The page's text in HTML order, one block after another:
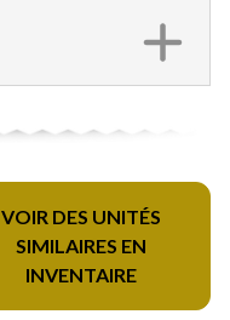
VOIR DES UNITÉS
SIMILAIRES EN
INVENTAIRE